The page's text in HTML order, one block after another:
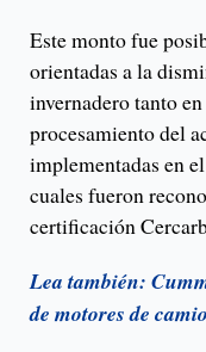
Este monto fue
orientadas a la
invernadero tanto
procesamiento del
implementadas en
cuales fueron
certificación
Lea también:
de motores de